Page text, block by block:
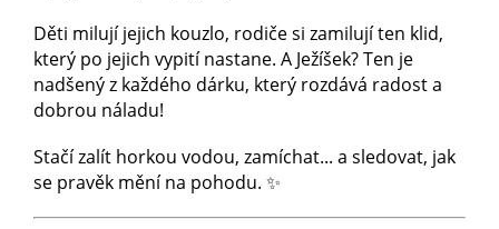
Děti milují jejich kouzlo, rodiče si zamilují ten klid,
který po jejich vypití nastane. A Ježíšek? Ten je
nadšený z každého dárku, který rozdává radost a
dobrou náladu!
Stačí zalít horkou vodou, zamíchat... a sledovat, jak
se pravěk mění na pohodu. ✨